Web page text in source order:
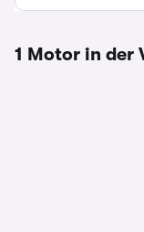
1 Motor in der